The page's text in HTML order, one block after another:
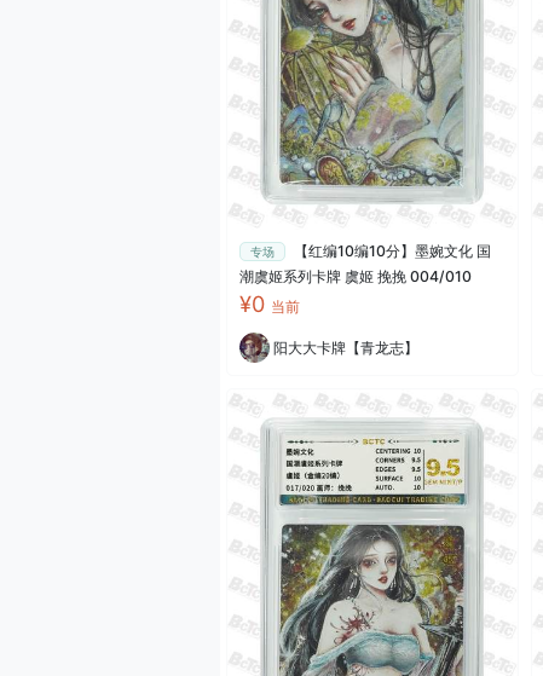
专场
【红编10编10分】墨婉文化 国
潮虞姬系列卡牌 虞姬 挽挽 004/010
¥0 当前
阳大大卡牌【青龙志】